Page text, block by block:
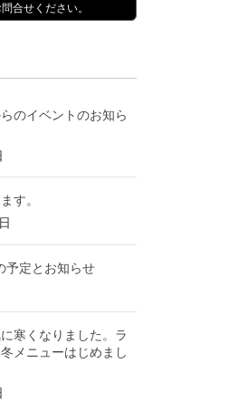
合せください。
のイベントのお知ら
す。
予定とお知らせ
寒くなりました。ラ
メニューはじめまし